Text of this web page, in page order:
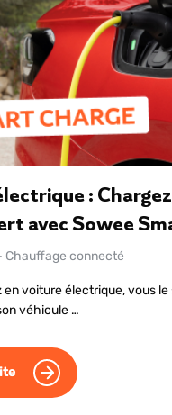
:
avec Sowee
Chauffage connecté
en voiture électrique, vous le
véhicule …